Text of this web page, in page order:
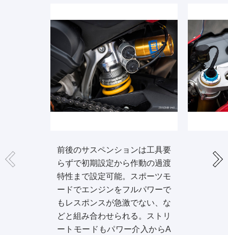
前後のサスペンションは工具要
らずで初期設定から作動の過渡
特性まで設定可能。スポーツモ
ードでエンジンをフルパワーで
もレスポンスが急激でない、な
どと組み合わせられる。ストリ
ートモードもパワー介入からA